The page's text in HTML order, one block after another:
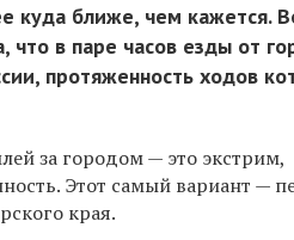
куда ближе, чем кажется.
что в паре часов езды от
протяженность ходов
за городом — это экстрим,
Этот самый вариант —
края.